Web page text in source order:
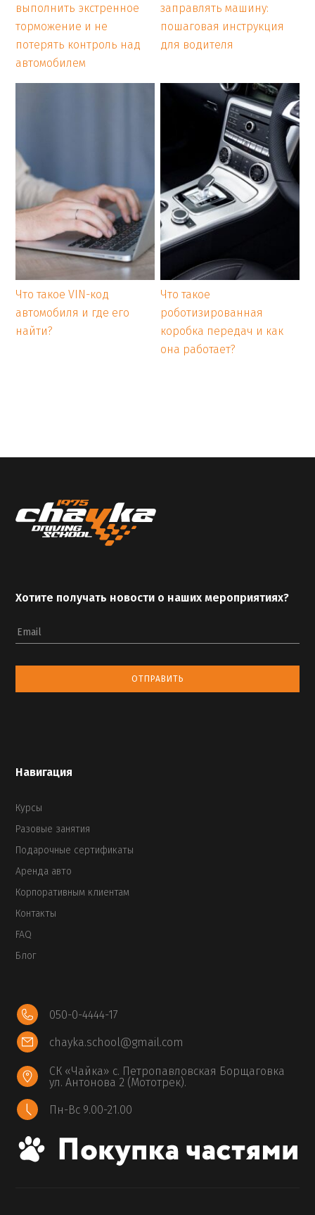
выполнить экстренное
торможение и не
потерять контроль над
автомобилем
заправлять машину:
пошаговая инструкция
для водителя
Что такое VIN-код
автомобиля и где его
найти?
Что такое
роботизированная
коробка передач и как
она работает?
Хотите получать новости о наших мероприятиях?
Email
ОТПРАВИТЬ
Навигация
Курсы
Разовые занятия
Подарочные сертификаты
Аренда авто
Корпоративным клиентам
Контакты
FAQ
Блог
050-0-4444-17
chayka.school@gmail.com
СК «Чайка» с. Петропавловская Борщаговка
ул. Антонова 2 (Мототрек).
Пн-Вс 9.00-21.00